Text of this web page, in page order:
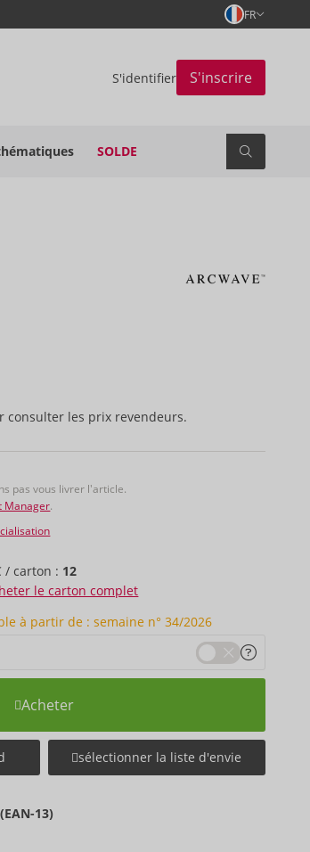
FR
S'identifier S'inscrire
SOLDE
consulter les prix revendeurs.
pas vous livrer l'article.
Manager.
/ carton : 12
le carton complet
à partir de : semaine n° 34/2026
Acheter
sélectionner la liste d'envie
13)